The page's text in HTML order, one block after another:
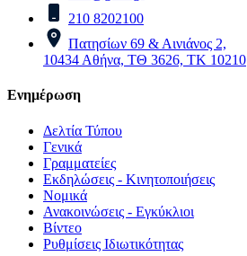
210 8202100
Πατησίων 69 & Αινιάνος 2,
10434 Αθήνα, ΤΘ 3626, ΤΚ 10210
Ενημέρωση
Δελτία Τύπου
Γενικά
Γραμματείες
Εκδηλώσεις - Κινητοποιήσεις
Νομικά
Ανακοινώσεις - Εγκύκλιοι
Βίντεο
Ρυθμίσεις Ιδιωτικότητας